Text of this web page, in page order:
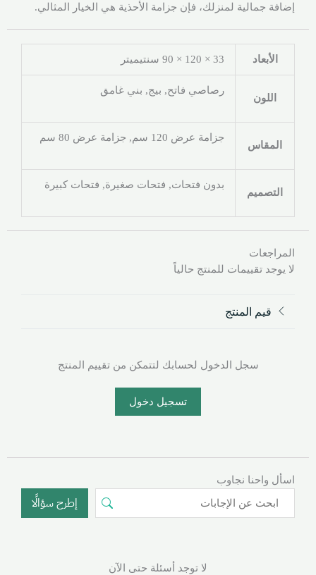
إضافة جمالية لمنزلك، فإن جزامة الأحذية هي الخيار المثالي.
الأبعاد 33 × 120 × 90 سنتيميتر
اللون
رصاصي فاتح, بيج, بني غامق
المقاس
جزامة عرض 120 سم, جزامة عرض 80 سم
التصميم
بدون فتحات, فتحات صغيرة, فتحات كبيرة
المراجعات
لا يوجد تقييمات للمنتج حالياً
قيم المنتج
سجل الدخول لحسابك لتتمكن من تقييم المنتج
تسجيل دخول
اسأل واحنا نجاوب
إطرح سؤالًا
لا توجد أسئلة حتى الآن